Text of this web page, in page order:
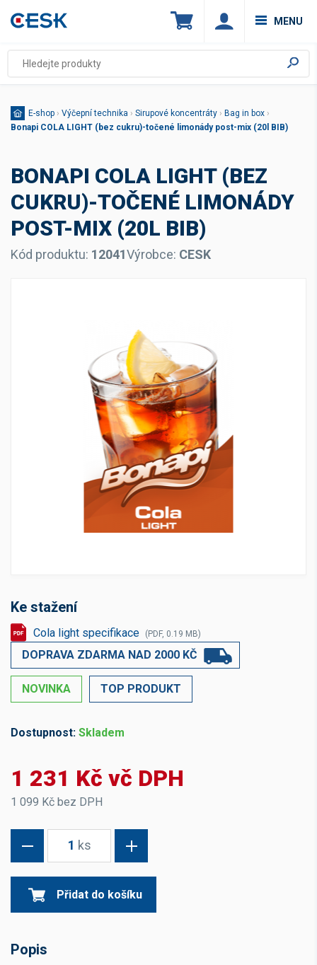
MENU
E-shop › Výčepní technika › Sirupové koncentráty › Bag in box ›
Bonapi COLA LIGHT (bez cukru)-točené limonády post-mix (20l BIB)
BONAPI COLA LIGHT (BEZ
CUKRU)-TOČENÉ LIMONÁDY
POST-MIX (20L BIB)
Kód produktu: 12041Výrobce: CESK
Ke stažení
Cola light specifikace (PDF, 0.19 MB)
DOPRAVA ZDARMA NAD 2000 KČ
NOVINKA TOP PRODUKT
Dostupnost: Skladem
1 231 Kč vč DPH
1 099 Kč bez DPH
1 ks
Přidat do košíku
Popis